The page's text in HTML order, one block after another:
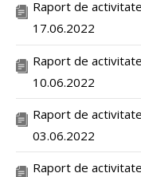
Raport de
17.06.2022
Raport de
10.06.2022
Raport de
03.06.2022
Raport de